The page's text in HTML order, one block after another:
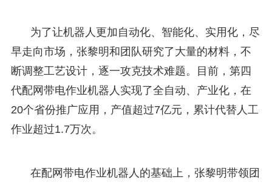
为了让机器人更加自动化、智能化、实用化，尽
早走向市场，张黎明和团队研究了大量的材料，不
断调整工艺设计，逐一攻克技术难题。目前，第四
代配网带电作业机器人实现了全自动、产业化，在
20个省份推广应用，产值超过7亿元，累计代替人工
作业超过1.7万次。
在配网带电作业机器人的基础上，张黎明带领团